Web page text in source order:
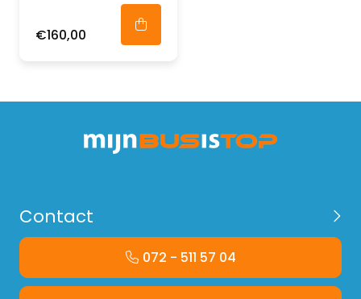
€160,00
Contact
072 - 511 57 04